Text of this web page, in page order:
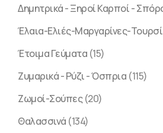
Δημητρικά - Ξηροί Καρποί -
Έλαια-Ελιές-Μαργαρίνες-Τουρσί
Έτοιμα Γεύματα (15)
Ζυμαρικά - Ρύζι - Όσπρια (115)
Ζωμοί-Σούπες (20)
Θαλασσινά (134)